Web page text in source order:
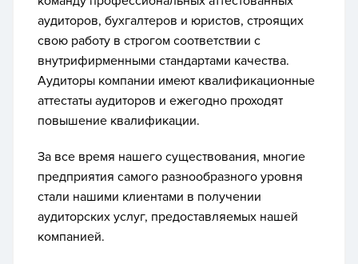
аудиторов, бухгалтеров и юристов, строящих
свою работу в строгом соответствии с
внутрифирменными стандартами качества.
Аудиторы компании имеют квалификационные
аттестаты аудиторов и ежегодно проходят
повышение квалификации.
За все время нашего существования, многие
предприятия самого разнообразного уровня
стали нашими клиентами в получении
аудиторских услуг, предоставляемых нашей
компанией.